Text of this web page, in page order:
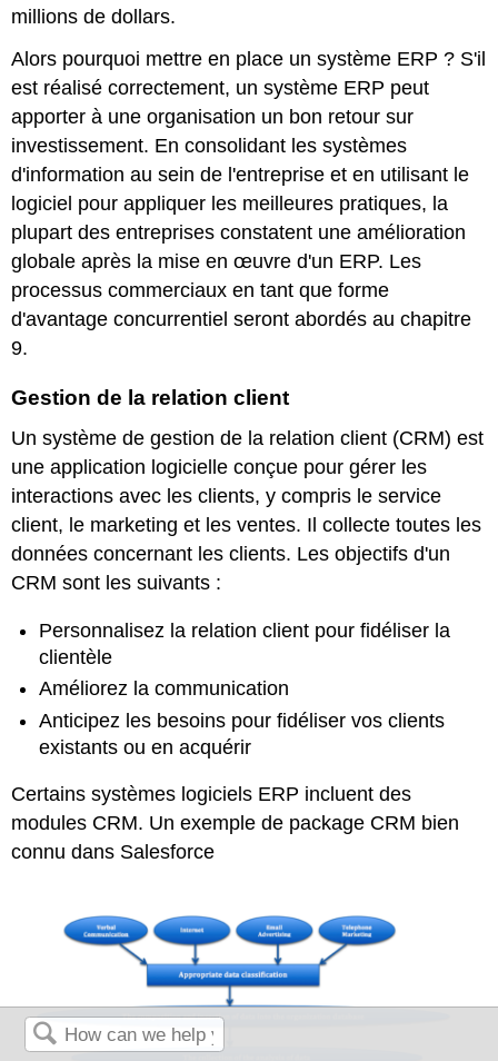
millions de dollars.
Alors pourquoi mettre en place un système ERP ? S'il
est réalisé correctement, un système ERP peut
apporter à une organisation un bon retour sur
investissement. En consolidant les systèmes
d'information au sein de l'entreprise et en utilisant le
logiciel pour appliquer les meilleures pratiques, la
plupart des entreprises constatent une amélioration
globale après la mise en œuvre d'un ERP. Les
processus commerciaux en tant que forme
d'avantage concurrentiel seront abordés au chapitre
9.
Gestion de la relation client
Un système de gestion de la relation client (CRM) est
une application logicielle conçue pour gérer les
interactions avec les clients, y compris le service
client, le marketing et les ventes. Il collecte toutes les
données concernant les clients. Les objectifs d'un
CRM sont les suivants :
Personnalisez la relation client pour fidéliser la
clientèle
Améliorez la communication
Anticipez les besoins pour fidéliser vos clients
existants ou en acquérir
Certains systèmes logiciels ERP incluent des
modules CRM. Un exemple de package CRM bien
connu dans Salesforce